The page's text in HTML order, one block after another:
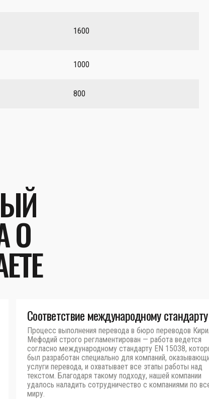
1600
1000
800
О
Соответствие международному стандарту
Процесс выполнения перевода в бюро переводов
Мефодий строго регламентирован — работа ведется
согласно международному стандарту EN 15038,
был разработан специально для компаний,
услуги перевода, и охватывает все этапы работы над
текстом. Благодаря такому подходу, нашей компании
удалось наладить сотрудничество с компаниями по
миру.